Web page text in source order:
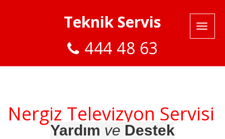
Teknik Servis
444 48 63
Nergiz Televizyon Servisi
Yardım ve Destek